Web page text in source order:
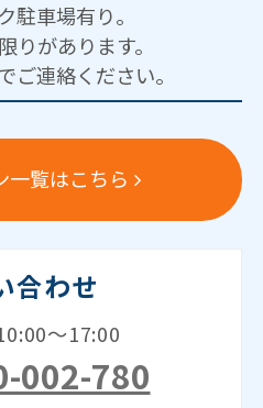
駐車場有り。
があります。
ご連絡ください。
一覧はこちら
合わせ
～17:00
002-780